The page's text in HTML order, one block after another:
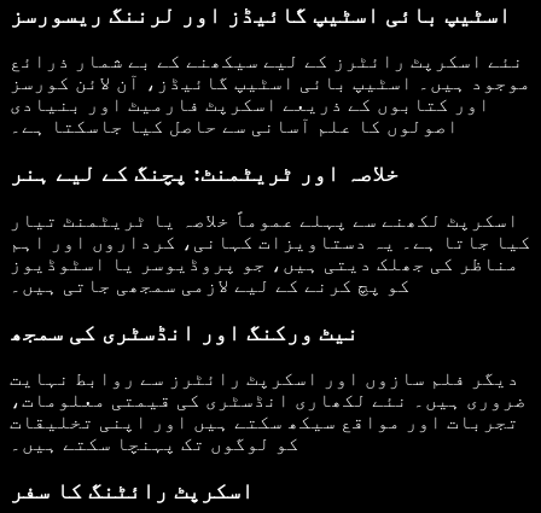
اسٹیپ بائی اسٹیپ گائیڈز اور لرننگ ریسورسز
نئے اسکرپٹ رائٹرز کے لیے سیکھنے کے بے شمار ذرائع
موجود ہیں۔ اسٹیپ بائی اسٹیپ گائیڈز، آن لائن کورسز
اور کتابوں کے ذریعے اسکرپٹ فارمیٹ اور بنیادی
اصولوں کا علم آسانی سے حاصل کیا جاسکتا ہے۔
خلاصہ اور ٹریٹمنٹ: پچنگ کے لیے ہنر
اسکرپٹ لکھنے سے پہلے عموماً خلاصہ یا ٹریٹمنٹ تیار
کیا جاتا ہے۔ یہ دستاویزات کہانی، کرداروں اور اہم
مناظر کی جھلک دیتی ہیں، جو پروڈیوسر یا اسٹوڈیوز
کو پچ کرنے کے لیے لازمی سمجھی جاتی ہیں۔
نیٹ ورکنگ اور انڈسٹری کی سمجھ
دیگر فلم سازوں اور اسکرپٹ رائٹرز سے روابط نہایت
ضروری ہیں۔ نئے لکھاری انڈسٹری کی قیمتی معلومات،
تجربات اور مواقع سیکھ سکتے ہیں اور اپنی تخلیقات
کو لوگوں تک پہنچا سکتے ہیں۔
اسکرپٹ رائٹنگ کا سفر